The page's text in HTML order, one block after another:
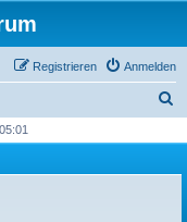
Anmelden
Registrieren
h